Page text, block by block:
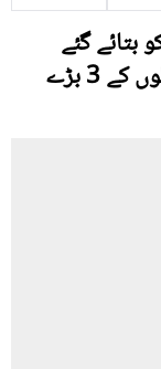
بتائے گئے
طریقے سے استعمال کریں اور پائیں بالوں کے 3 بڑے